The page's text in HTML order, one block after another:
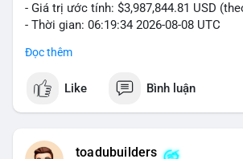
- Giá trị ước tính: $3,987,844.81 USD
- Thời gian: 06:19:34 2026-08-08 UTC
Nhận định phân tích hành vi của Cá voi
một tổ chức lớn hoặc cá voi đang tái
động thái này có thể là hành động
thuộc sàn, đây là tín hiệu tích lũy dài
Đọc thêm
Like Bình luận
toadubuilders